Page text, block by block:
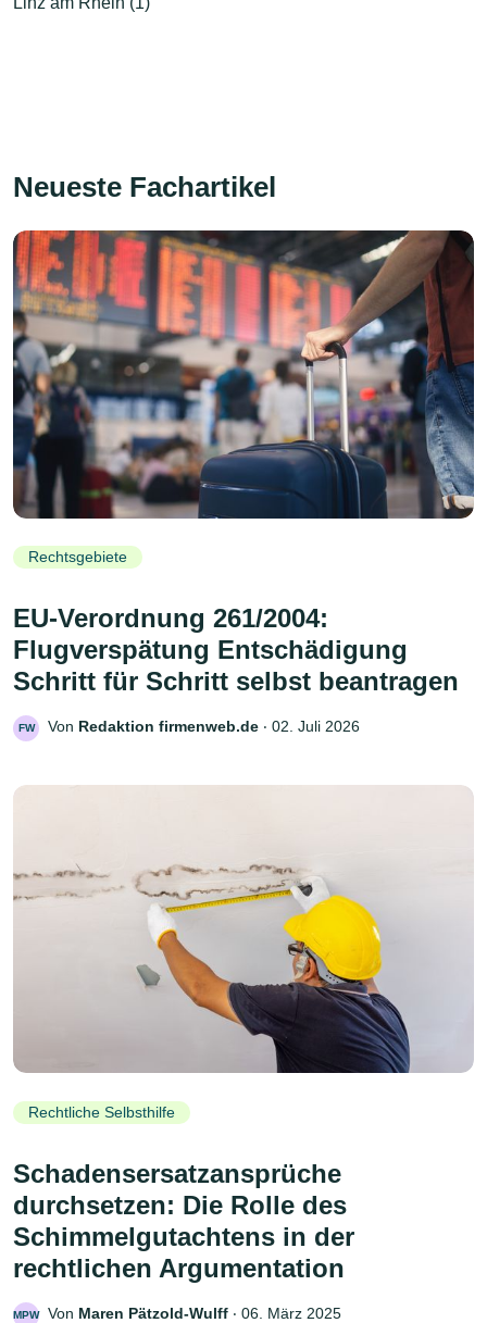
Neueste Fachartikel
Rechtsgebiete
EU-Verordnung 261/2004:
Flugverspätung Entschädigung
Schritt für Schritt selbst beantragen
FW Von Redaktion firmenweb.de ‧ 02. Juli 2026
Rechtliche Selbsthilfe
Schadensersatzansprüche
durchsetzen: Die Rolle des
Schimmelgutachtens in der
rechtlichen Argumentation
MPW Von Maren Pätzold-Wulff ‧ 06. März 2025